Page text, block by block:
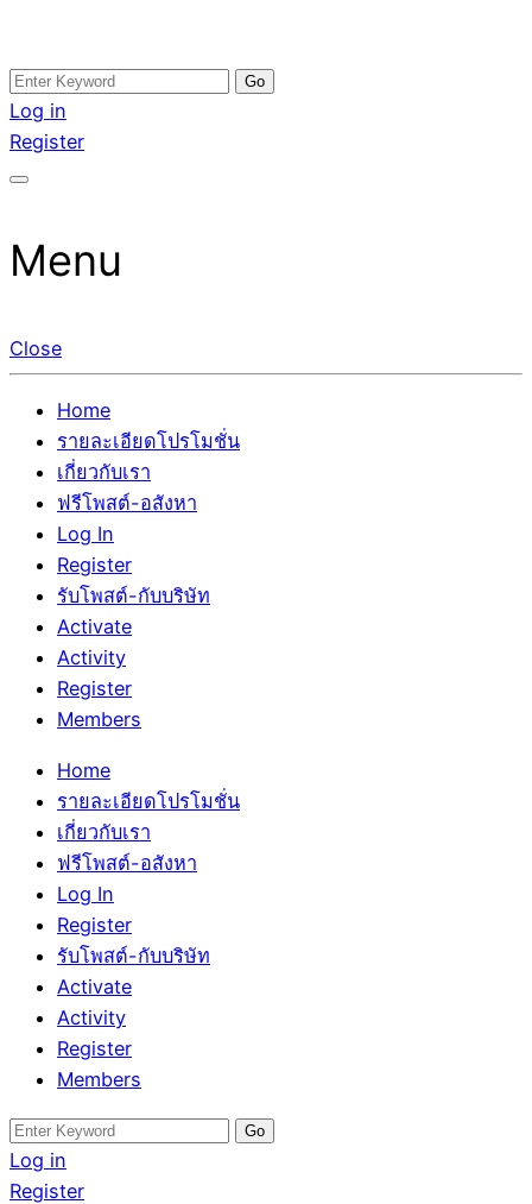
Skip
to
content
อสังหาโพสต์ รีวิวเยอะ รับจ้างโพสต์ขายบ้าน รับจ้างโพสต์อสัง
หา แตกต่างอย่างตั้งใจ รับรองผล อันดับ1 การโพสต์ขายอสังหา
กับทีมงานบริษัท บ้าน ที่ดิน คอนโด ติดGoogleหน้าแรกได้จริงๆ
รับจ้างโพสอสังหา ขายบ้าน อสังหาโพสต์ เชื่อถือได้จริง รับ
โพสต์ ที่ดิน กับทีมงานบริษัท ถูกและดีที่สุด ไม่มีค่านายหน้า
ขายได้จริงๆ ช่วยสร้างโอกาสในการขายได้มากกว่า ที่เดียว ที่
Search
for:
Log in
Register
Menu
Close
Home
รายละเอียดโปรโมชั่น
เกี่ยวกับเรา
ฟรีโพสต์-อสังหา
Log In
Register
รับโพสต์-กับบริษัท
Activate
Activity
Register
Members
Home
รายละเอียดโปรโมชั่น
เกี่ยวกับเรา
ฟรีโพสต์-อสังหา
Log In
Register
รับโพสต์-กับบริษัท
Activate
Activity
Register
Members
Search
for:
Log in
Register